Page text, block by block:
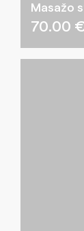
Masažo
70.00